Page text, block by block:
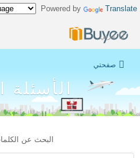
Powered by Translate
عربي
صفحتي
الأسئلة
البحث عن